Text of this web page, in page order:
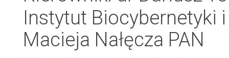
Instytut Biocybernetyki
Macieja Nałęcza PAN